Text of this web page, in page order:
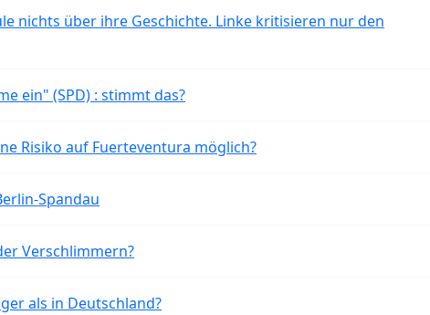
nichts über ihre Geschichte. Linke kritisieren nur den
ein" (SPD) : stimmt das?
Risiko auf Fuerteventura möglich?
Spandau
Verschlimmern?
als in Deutschland?